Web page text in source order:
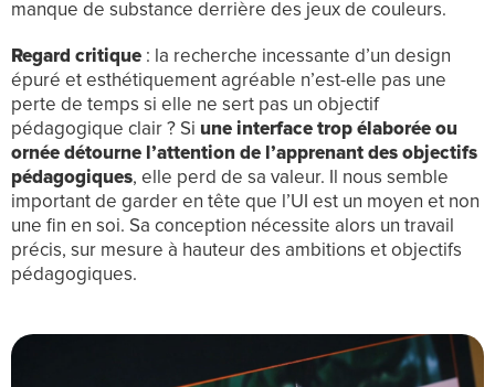
manque de substance derrière des jeux de couleurs.
Regard critique : la recherche incessante d’un design
épuré et esthétiquement agréable n’est-elle pas une
perte de temps si elle ne sert pas un objectif
pédagogique clair ? Si une interface trop élaborée ou
ornée détourne l’attention de l’apprenant des objectifs
pédagogiques, elle perd de sa valeur. Il nous semble
important de garder en tête que l’UI est un moyen et non
une fin en soi. Sa conception nécessite alors un travail
précis, sur mesure à hauteur des ambitions et objectifs
pédagogiques.